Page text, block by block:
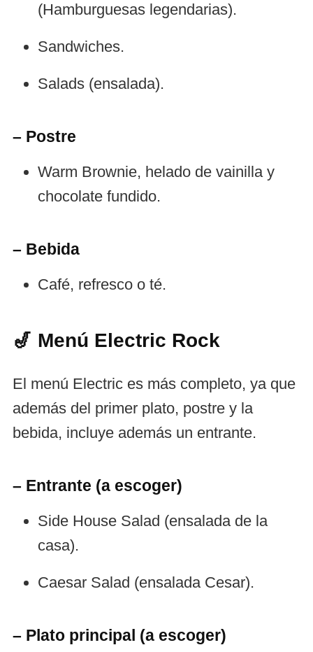
(Hamburguesas legendarias).
Sandwiches.
Salads (ensalada).
– Postre
Warm Brownie, helado de vainilla y
chocolate fundido.
– Bebida
Café, refresco o té.
🎷 Menú Electric Rock
El menú Electric es más completo, ya que
además del primer plato, postre y la
bebida, incluye además un entrante.
– Entrante (a escoger)
Side House Salad (ensalada de la
casa).
Caesar Salad (ensalada Cesar).
– Plato principal (a escoger)